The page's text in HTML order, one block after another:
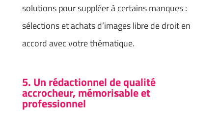
solutions pour suppléer à certains manques :
sélections et achats d’images libre de droit en
accord avec votre thématique.
5. Un rédactionnel de qualité
accrocheur, mémorisable et
professionnel